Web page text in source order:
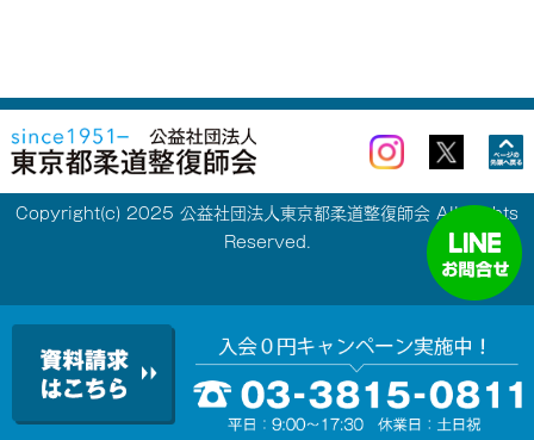
Copyright(c) 2025 公益社団法人東京都柔道整復師会 All Rights
Reserved.